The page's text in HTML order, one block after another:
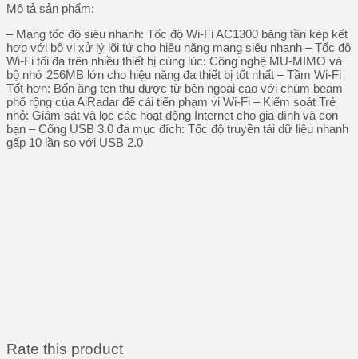
Mô tả sản phẩm:
– Mạng tốc độ siêu nhanh: Tốc độ Wi-Fi AC1300 băng tần kép kết
hợp với bộ vi xử lý lõi tứ cho hiệu năng mạng siêu nhanh – Tốc độ
Wi-Fi tối đa trên nhiều thiết bị cùng lúc: Công nghệ MU-MIMO và
bộ nhớ 256MB lớn cho hiệu năng đa thiết bị tốt nhất – Tầm Wi-Fi
Tốt hơn: Bốn ăng ten thu được từ bên ngoài cao với chùm beam
phổ rộng của AiRadar để cải tiến phạm vi Wi-Fi – Kiểm soát Trẻ
nhỏ: Giám sát và lọc các hoạt động Internet cho gia đình và con
bạn – Cổng USB 3.0 đa mục đích: Tốc độ truyền tải dữ liệu nhanh
gấp 10 lần so với USB 2.0
Rate this product